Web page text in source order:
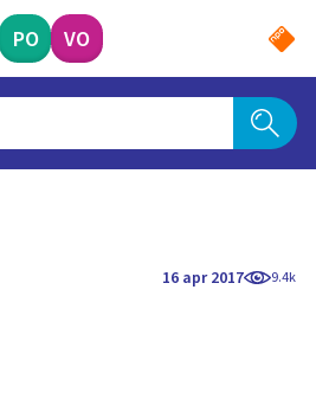
PO VO
16 apr 2017 9.4k